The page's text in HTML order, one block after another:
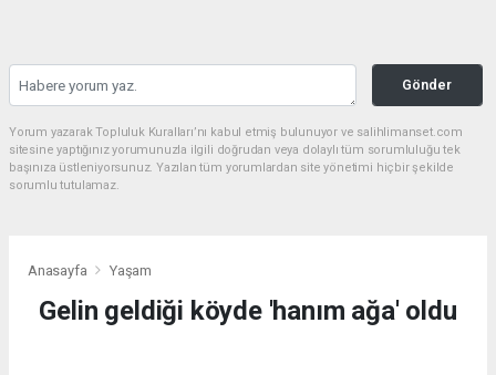
Gönder
Yorum yazarak Topluluk Kuralları’nı kabul etmiş bulunuyor ve salihlimanset.com
sitesine yaptığınız yorumunuzla ilgili doğrudan veya dolaylı tüm sorumluluğu tek
başınıza üstleniyorsunuz. Yazılan tüm yorumlardan site yönetimi hiçbir şekilde
sorumlu tutulamaz.
Anasayfa Yaşam
Gelin geldiği köyde 'hanım ağa' oldu